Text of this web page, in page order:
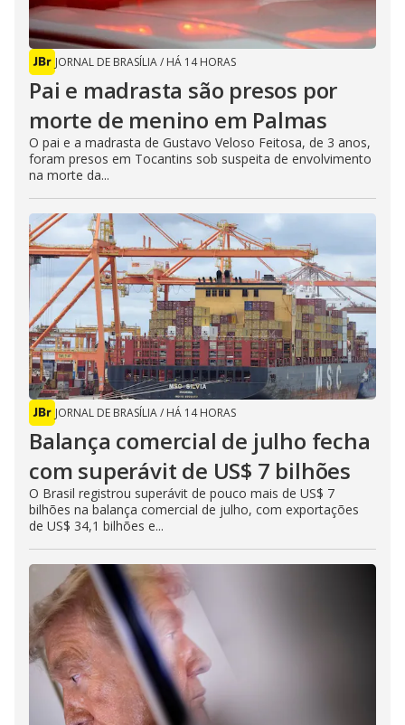
JORNAL DE BRASÍLIA/ HÁ 14 HORAS
Pai e madrasta são presos por
morte de menino em Palmas
O pai e a madrasta de Gustavo Veloso Feitosa, de 3 anos,
foram presos em Tocantins sob suspeita de envolvimento
na morte da...
JORNAL DE BRASÍLIA/ HÁ 14 HORAS
Balança comercial de julho fecha
com superávit de US$ 7 bilhões
O Brasil registrou superávit de pouco mais de US$ 7
bilhões na balança comercial de julho, com exportações
de US$ 34,1 bilhões e...